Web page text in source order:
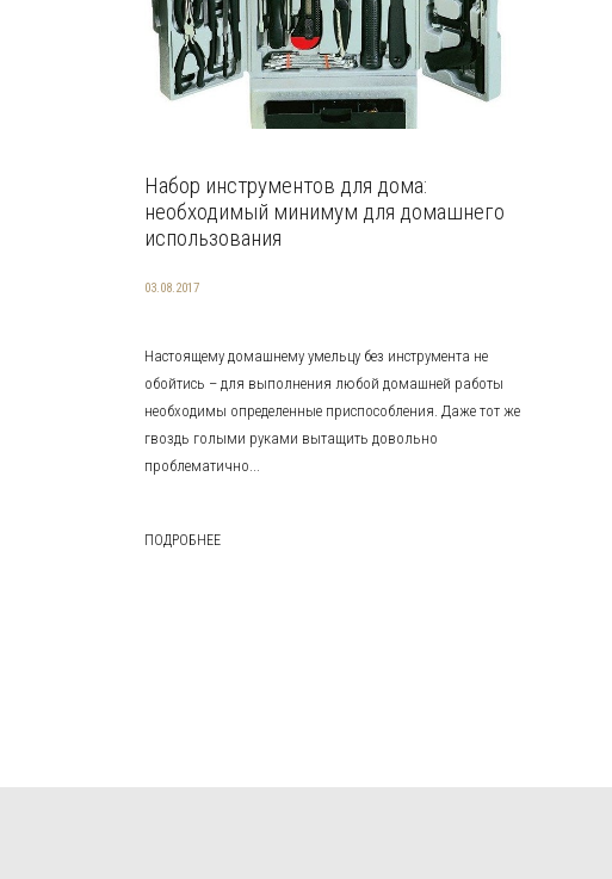
Набор инструментов для дома:
необходимый минимум для домашнего
использования
03.08.2017
Настоящему домашнему умельцу без инструмента не
обойтись – для выполнения любой домашней работы
необходимы определенные приспособления. Даже тот же
гвоздь голыми руками вытащить довольно
проблематично...
ПОДРОБНЕЕ